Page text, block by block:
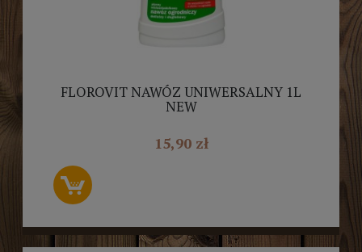
FLOROVIT NAWÓZ UNIWERSALNY 1L
NEW
15,90 zł